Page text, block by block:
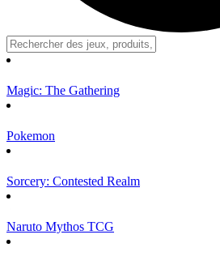
Magic: The Gathering
Pokemon
Sorcery: Contested Realm
Naruto Mythos TCG